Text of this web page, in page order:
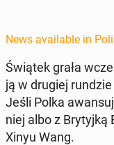
News available in
Świątek grała
ją w drugiej
Jeśli Polka
niej albo z Bry­tyjką
Xinyu Wang.